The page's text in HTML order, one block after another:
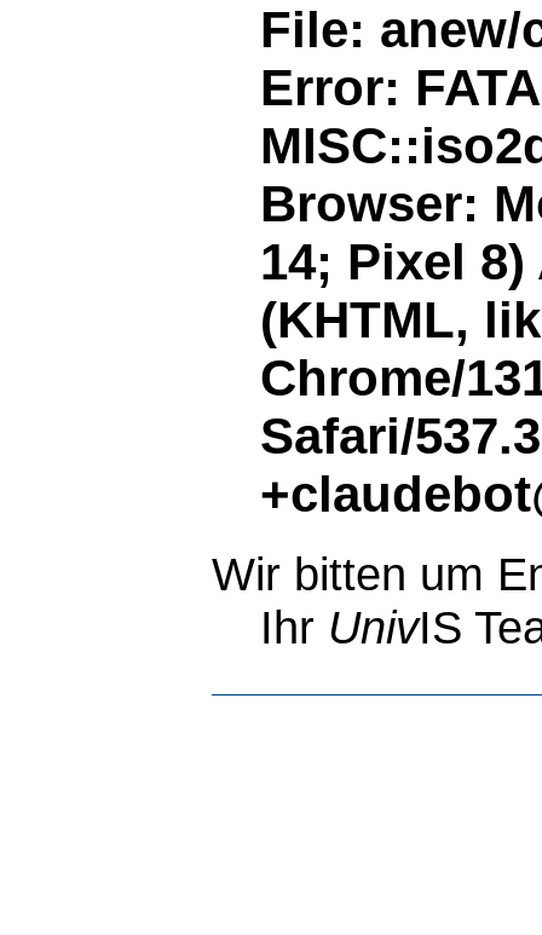
File: anew/
Error:
Browser:
14; Pixel
(KHTML,
Chrome/
Safari/
Wir bitten um
Ihr UnivIS